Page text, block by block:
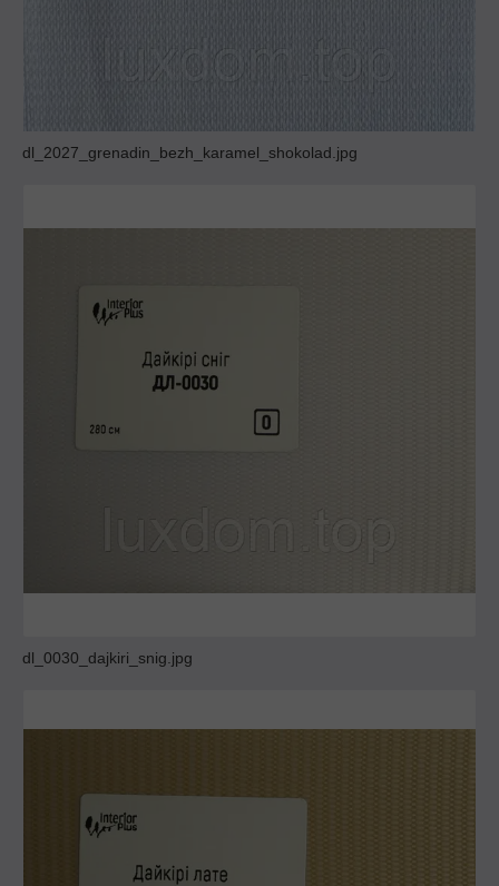
dl_2027_grenadin_bezh_karamel_shokolad.jpg
dl_0030_dajkiri_snig.jpg